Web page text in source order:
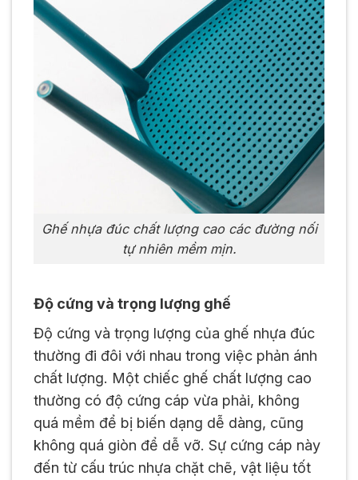
Ghế nhựa đúc chất lượng cao các đường nối
tự nhiên mềm mịn.
Độ cứng và trọng lượng ghế
Độ cứng và trọng lượng của ghế nhựa đúc
thường đi đôi với nhau trong việc phản ánh
chất lượng. Một chiếc ghế chất lượng cao
thường có độ cứng cáp vừa phải, không
quá mềm để bị biến dạng dễ dàng, cũng
không quá giòn để dễ vỡ. Sự cứng cáp này
đến từ cấu trúc nhựa chặt chẽ, vật liệu tốt